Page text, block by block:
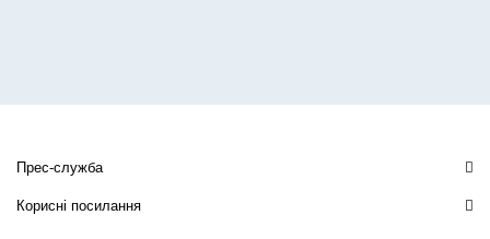
Прес-служба
Корисні посилання